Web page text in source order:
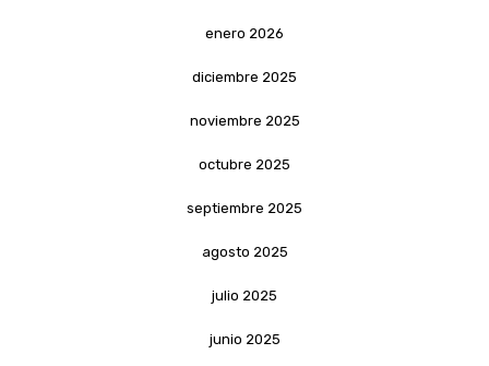
enero 2026
diciembre 2025
noviembre 2025
octubre 2025
septiembre 2025
agosto 2025
julio 2025
junio 2025